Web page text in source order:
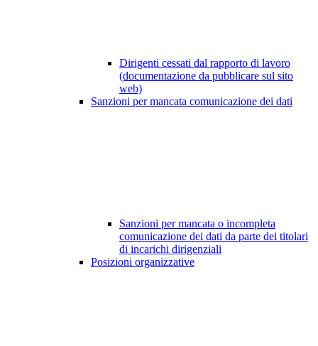
Dirigenti cessati dal rapporto di lavoro
(documentazione da pubblicare sul sito
web)
Sanzioni per mancata comunicazione dei dati
Sanzioni per mancata o incompleta
comunicazione dei dati da parte dei titolari
di incarichi dirigenziali
Posizioni organizzative